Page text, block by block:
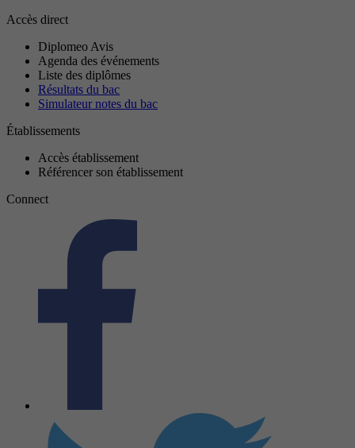
Accès direct
Diplomeo Avis
Agenda des événements
Liste des diplômes
Résultats du bac
Simulateur notes du bac
Établissements
Accès établissement
Référencer son établissement
Connect